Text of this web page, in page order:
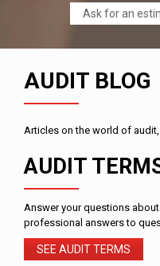
Ask for an
AUDIT BLOG
Articles on the world of
AUDIT
Answer your questions
professional answers to
SEE AUDIT TERMS